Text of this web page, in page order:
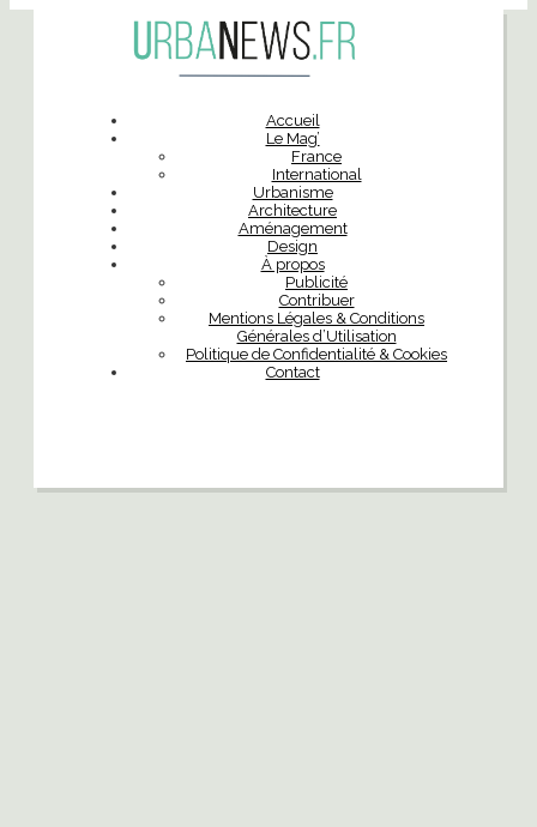
Accueil
Le Mag’
France
International
Urbanisme
Architecture
Aménagement
Design
À propos
Publicité
Contribuer
Mentions Légales & Conditions
Générales d’Utilisation
Politique de Confidentialité & Cookies
Contact